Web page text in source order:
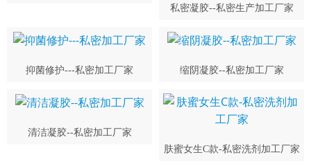
私密凝胶--私密生产加工厂家
抑菌修护---私密加工厂家 缩阴凝胶--私密加工厂家
清洁凝胶--私密加工厂家
肤蜜女生C款-私密洗剂加工厂家